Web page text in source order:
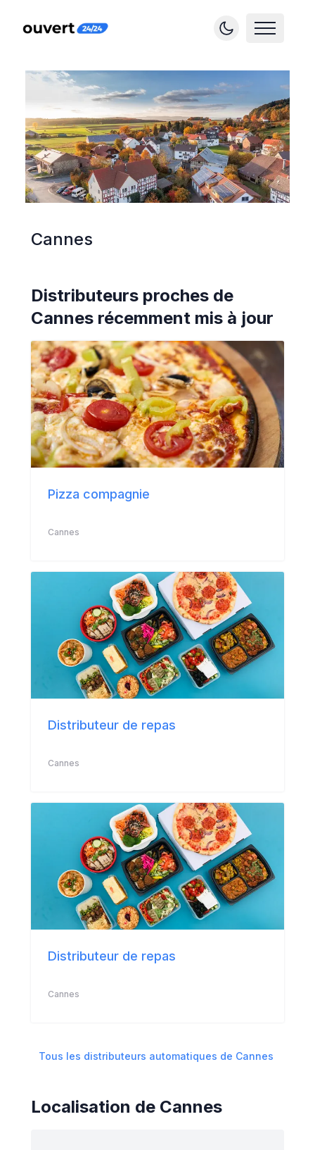
Cannes
Distributeurs proches de
Cannes récemment mis à jour
Pizza compagnie
Cannes
Distributeur de repas
Cannes
Distributeur de repas
Cannes
Tous les distributeurs automatiques de Cannes
Localisation de Cannes